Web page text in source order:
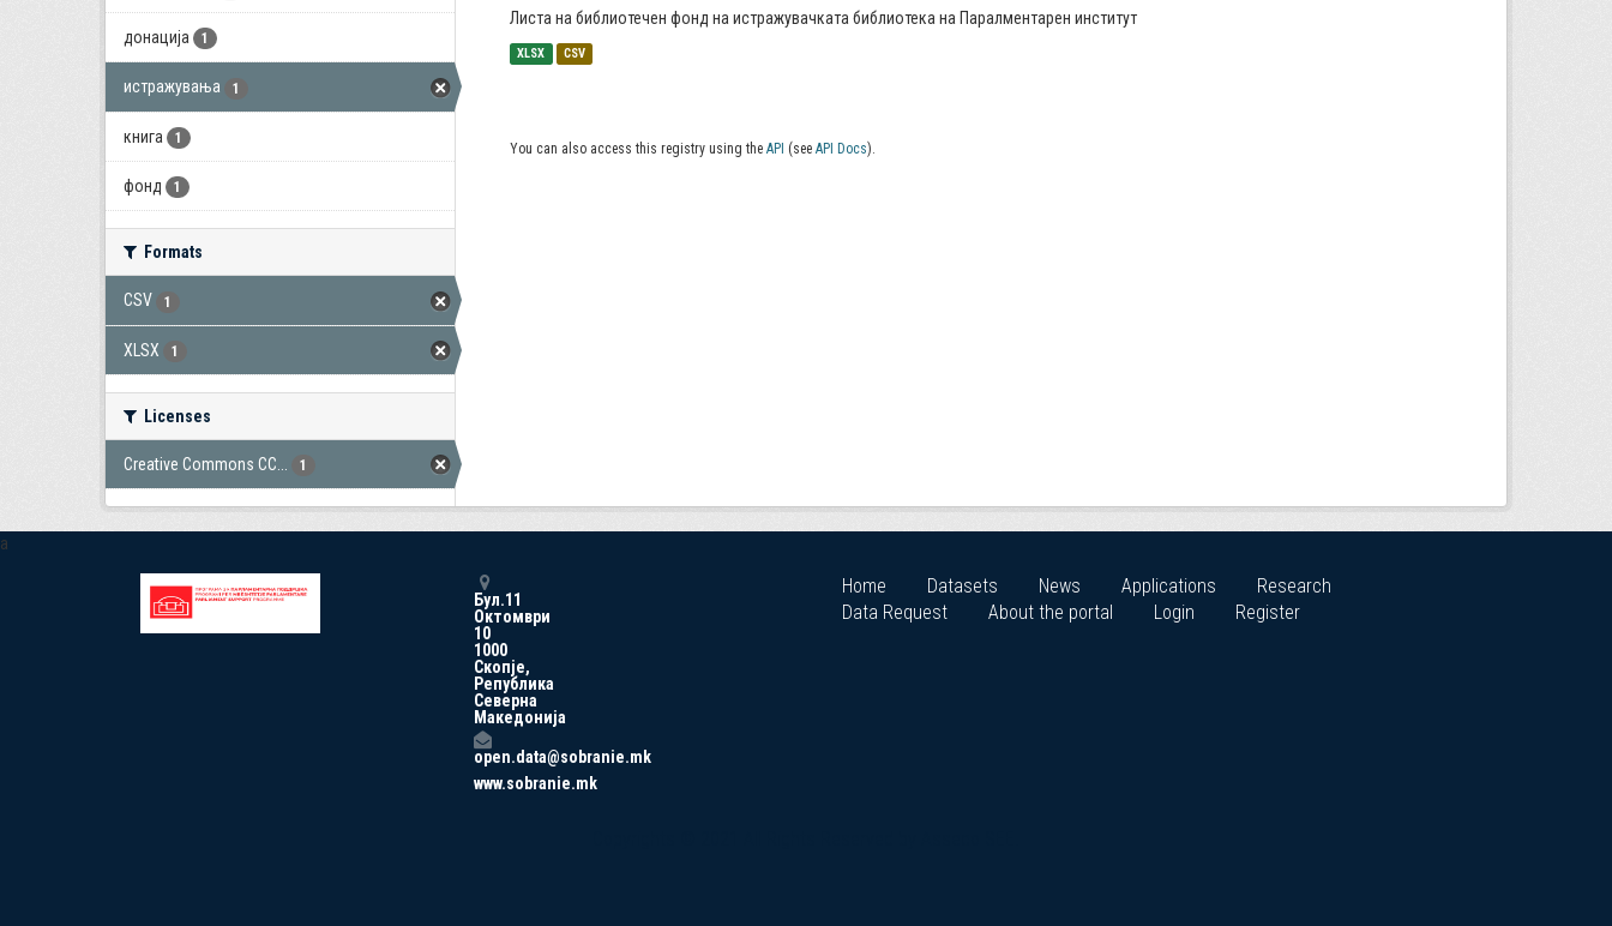
донација 1
истражувања 1
книга 1
фонд 1
Formats
CSV 1
XLSX 1
Licenses
Creative Commons CC... 1
Листа на библиотечен фонд на истражувачката библиотека на Паралментарен институт
XLSX CSV
You can also access this registry using the API (see API Docs).
a
Бул.11
Октомври
10
1000
Скопје,
Република
Северна
Македонија
open.data@sobranie.mk
www.sobranie.mk
Home Datasets News Applications
Research
Data Request
About the portal Login Register